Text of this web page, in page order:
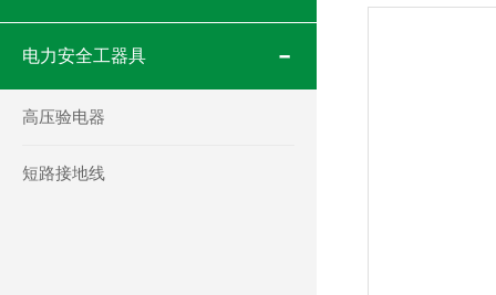
电力安全工器具
高压验电器
短路接地线